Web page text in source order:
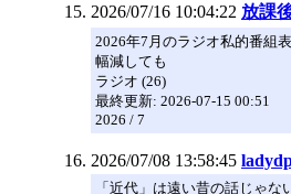
2026/07/16 10:04:22 放課
2026年7月のラジオ私的番組
幅減しても
ラジオ (26)
最終更新: 2026-07-15 00:51
2026 / 7
2026/07/08 13:58:45
「近代」は遠い昔の話じゃ